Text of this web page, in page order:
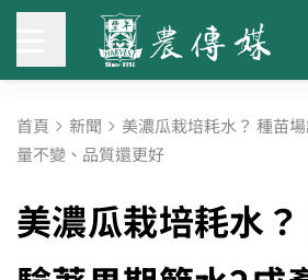
首頁 新聞 美濃瓜栽培耗水？ 種苗
量不變、品質還更好
美濃瓜栽培耗水